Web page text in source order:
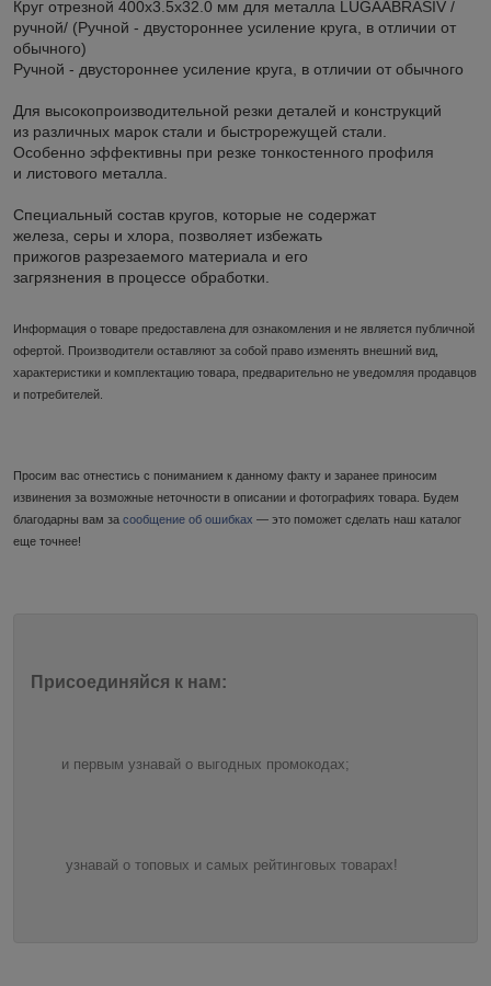
Круг отрезной 400х3.5x32.0 мм для металла LUGAABRASIV /
ручной/ (Ручной - двустороннее усиление круга, в отличии от
обычного)
Ручной - двустороннее усиление круга, в отличии от обычного
Для высокопроизводительной резки деталей и конструкций
из различных марок стали и быстрорежущей стали.
Особенно эффективны при резке тонкостенного профиля
и листового металла.
Специальный состав кругов, которые не содержат
железа, серы и хлора, позволяет избежать
прижогов разрезаемого материала и его
загрязнения в процессе обработки.
Информация о товаре предоставлена для ознакомления и не является публичной
офертой. Производители оставляют за собой право изменять внешний вид,
характеристики и комплектацию товара, предварительно не уведомляя продавцов
и потребителей.
Просим вас отнестись с пониманием к данному факту и заранее приносим
извинения за возможные неточности в описании и фотографиях товара. Будем
благодарны вам за сообщение об ошибках — это поможет сделать наш каталог
еще точнее!
Присоединяйся к нам:
и первым узнавай о выгодных промокодах;
узнавай о топовых и самых рейтинговых товарах!